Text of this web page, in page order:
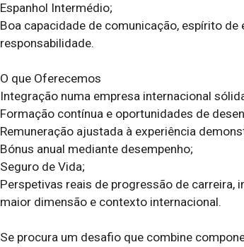
Espanhol Intermédio;
Boa capacidade de comunicação, espírito
responsabilidade.
O que Oferecemos
Integração numa empresa internacional
Formação contínua e oportunidades de
Remuneração ajustada à experiência
Bónus anual mediante desempenho;
Seguro de Vida;
Perspetivas reais de progressão de carreira,
maior dimensão e contexto internacional.
Se procura um desafio que combine